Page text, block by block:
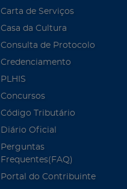
Carta de Serviços
Casa da Cultura
Consulta de Protocolo
Credenciamento
PLHIS
Concursos
Código Tributário
Diário Oficial
Perguntas
Frequentes(FAQ)
Portal do Contribuinte